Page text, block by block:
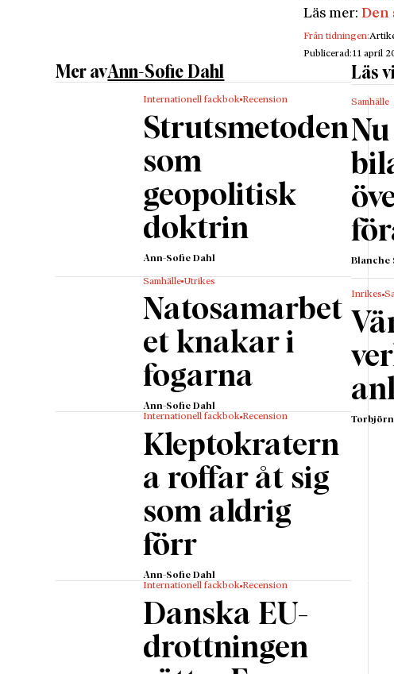
Läs mer:Den
Från tidningen:
Publicerad:11 april
Mer avAnn-Sofie Dahl
Internationell fackbok Recension
Strutsmetoden
som
geopolitisk
doktrin
Ann-Sofie Dahl
Samhälle Utrikes
Natosamarbet
et knakar i
fogarna
Ann-Sofie Dahl
Internationell fackbok Recension
Kleptokratern
a roffar åt sig
som aldrig
förr
Ann-Sofie Dahl
Internationell fackbok Recension
Danska EU-
drottningen
Läs
Samhälle
Blanche
Inrikes
Torbjörn